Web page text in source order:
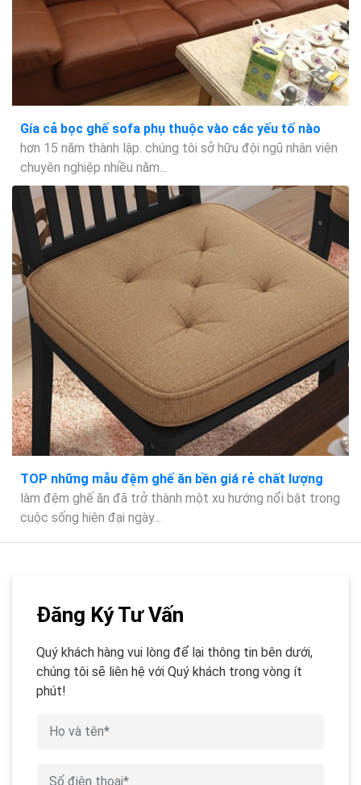
Gía cả bọc ghế sofa phụ thuộc vào các yếu tố nào
hơn 15 năm thành lập. chúng tôi sở hữu đội ngũ nhân viên
chuyên nghiệp nhiều năm...
TOP những mẫu đệm ghế ăn bền giá rẻ chất lượng
làm đệm ghế ăn đã trở thành một xu hướng nổi bật trong
cuộc sống hiện đại ngày...
Đăng Ký Tư Vấn
Quý khách hàng vui lòng để lại thông tin bên dưới,
chúng tôi sẽ liên hệ với Quý khách trong vòng ít
phút!